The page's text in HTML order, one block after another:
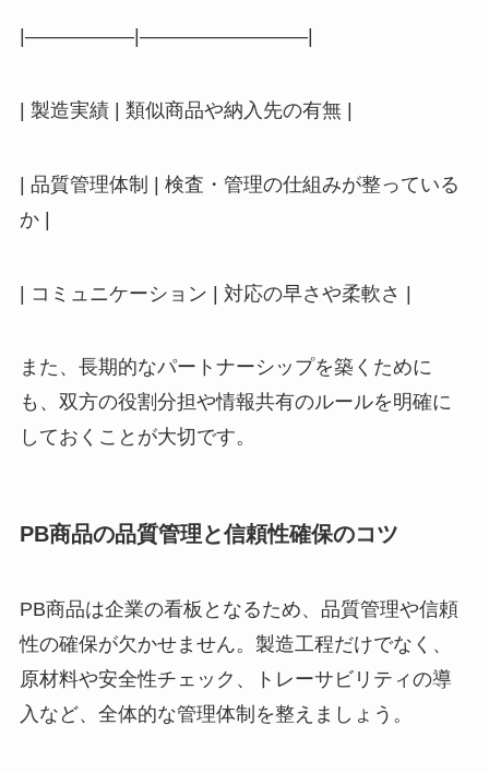
|—————–|————————–|
| 製造実績 | 類似商品や納入先の有無 |
| 品質管理体制 | 検査・管理の仕組みが整っている
か |
| コミュニケーション | 対応の早さや柔軟さ |
また、長期的なパートナーシップを築くために
も、双方の役割分担や情報共有のルールを明確に
しておくことが大切です。
PB商品の品質管理と信頼性確保のコツ
PB商品は企業の看板となるため、品質管理や信頼
性の確保が欠かせません。製造工程だけでなく、
原材料や安全性チェック、トレーサビリティの導
入など、全体的な管理体制を整えましょう。